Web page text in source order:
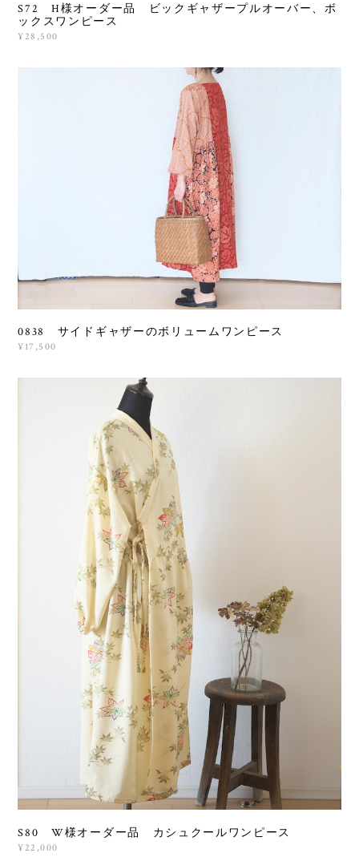
S72 H様オーダー品 ビックギャザープルオーバー、ボ
ックスワンピース
¥28,500
0838 サイドギャザーのボリュームワンピース
¥17,500
S80 W様オーダー品 カシュクールワンピース
¥22,000